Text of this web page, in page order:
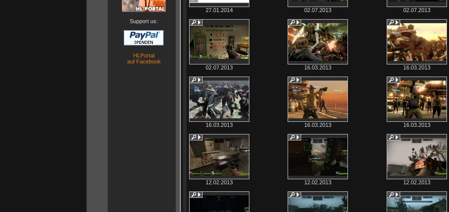
Support us:
HLPortal
auf Facebook
27.01.2014 02.07.2013 02.07.2013
02.07.2013 16.03.2013 16.03.2013
16.03.2013 16.03.2013 16.03.2013
12.02.2013 12.02.2013 12.02.2013